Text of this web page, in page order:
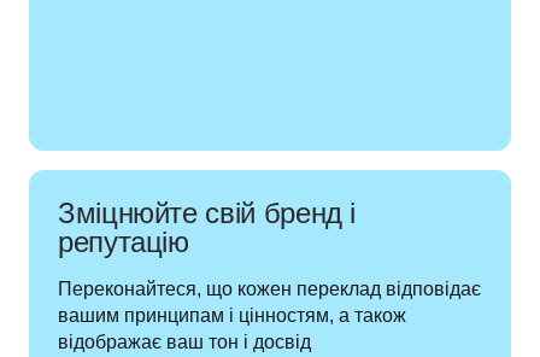
Зміцнюйте свій бренд і
репутацію
Переконайтеся, що кожен переклад відповідає
вашим принципам і цінностям, а також
відображає ваш тон і досвід